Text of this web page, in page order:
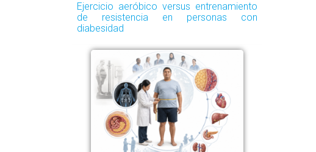
Ejercicio aeróbico versus entrenamiento
de resistencia en personas con
diabesidad